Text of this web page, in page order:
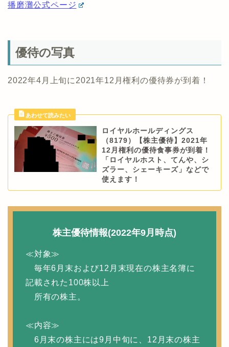
播磨灘公式ページ
優待の写真
2022年4月上旬に2021年12月権利の優待券が到着！
ロイヤルホールディングス
（8179）【株主優待】2021年
12月権利の優待食事券が到着！
「ロイヤルホスト、てんや、シ
ズラー、シェーキーズ」などで
使えます！
株主優待情報(2022年9月時点)
≪対象≫
毎年6月末および12月末現在の株主名簿に
記載された100株以上
所有の株主。
≪内容≫
6月末の株主には9月中旬に、12月末の株主